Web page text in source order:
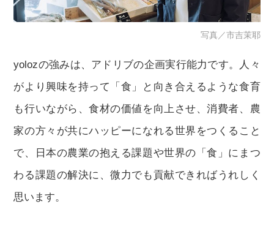
写真／市吉茉耶
yolozの強みは、アドリブの企画実行能力です。人々
がより興味を持って「食」と向き合えるような食育
も行いながら、食材の価値を向上させ、消費者、農
家の方々が共にハッピーになれる世界をつくること
で、日本の農業の抱える課題や世界の「食」にまつ
わる課題の解決に、微力でも貢献できればうれしく
思います。